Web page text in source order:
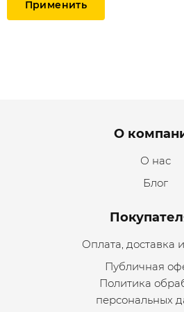
Menu footer
О
О нас
Блог
Оплата, доставка
Публичная
Политика
персональных